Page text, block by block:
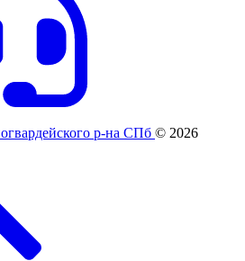
р-на СПб © 2026